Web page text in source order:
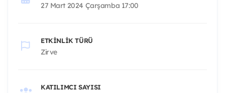
27 Mart 2024 Çarşamba 17:00
ETKINLIK TÜRÜ
Zirve
KATILIMCI SAYISI